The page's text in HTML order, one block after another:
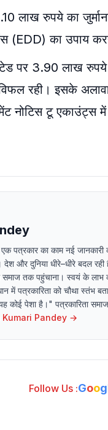
लाख रुपये का
(EDD) का उपाय
3.90 लाख रुपये का
रही। इसके अलावा
नोटिस टू एकाउंट्स में
पत्रकार का काम नई
और दुनिया धीरे–धीरे बदल
तक पहुंचाना। स्वयं के लाभ
में पत्रकारिता को चौथा
कोई पेशा है।" पत्रकारिता
Pandey →
Follow Us :Goog